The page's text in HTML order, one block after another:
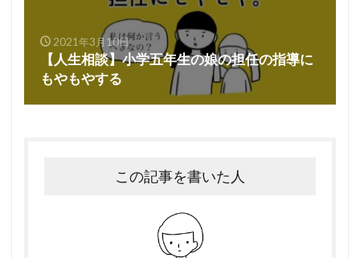
2021年3月10日
【人生相談】小学五年生の娘の担任の指導に
もやもやする
この記事を書いた人